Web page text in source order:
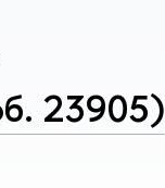
23905)